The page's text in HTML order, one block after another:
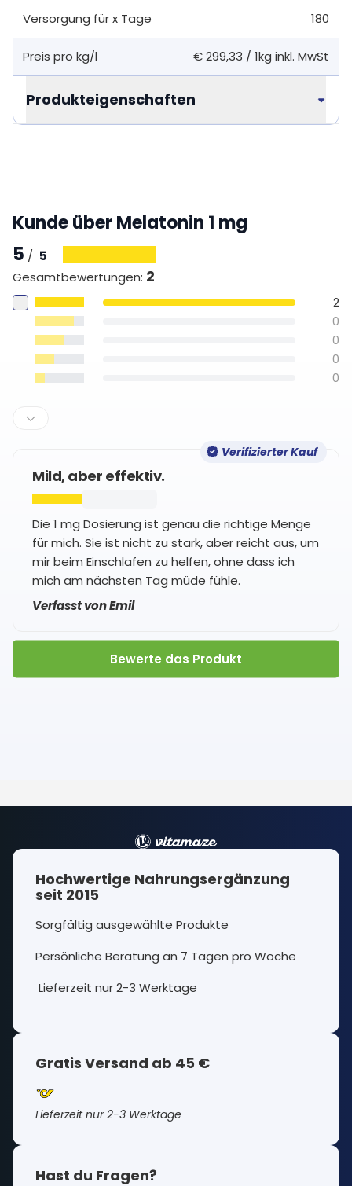
Versorgung für x Tage 180
Preis pro kg/l € 299,33 / 1kg inkl. MwSt
Produkteigenschaften
Kunde über Melatonin 1 mg
5 / 5
Gesamtbewertungen: 2
2
0
0
0
0
Verifizierter Kauf
Mild, aber effektiv.
Die 1 mg Dosierung ist genau die richtige Menge
für mich. Sie ist nicht zu stark, aber reicht aus, um
mir beim Einschlafen zu helfen, ohne dass ich
mich am nächsten Tag müde fühle.
Verfasst von Emil
Bewerte das Produkt
Hochwertige Nahrungsergänzung
seit 2015
Sorgfältig ausgewählte Produkte
Persönliche Beratung an 7 Tagen pro Woche
Lieferzeit nur 2-3 Werktage
Gratis Versand ab 45 €
Lieferzeit nur 2-3 Werktage
Hast du Fragen?